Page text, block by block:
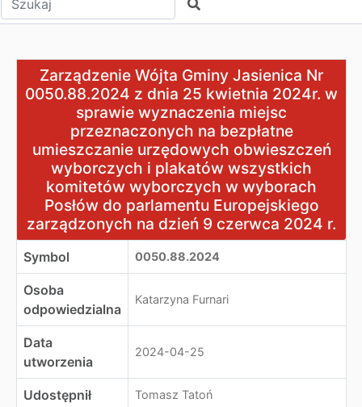
Szukaj
Zarządzenie Wójta Gminy Jasienica Nr
Zarządzenie Wójta Gminy Jasienica Nr
0050.88.2024 z dnia 25 kwietnia 2024r. w
sprawie wyznaczenia miejsc
przeznaczonych na bezpłatne
umieszczanie urzędowych obwieszczeń
wyborczych i plakatów wszystkich
komitetów wyborczych w wyborach
Posłów do parlamentu Europejskiego
zarządzonych na dzień 9 czerwca 2024 r.
Symbol 0050.88.2024
Osoba
odpowiedzialna
Katarzyna Furnari
Data
utworzenia
2024-04-25
Udostępnił Tomasz Tatoń